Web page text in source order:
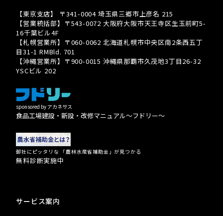
【東京支店】 〒341-0004 埼玉県三郷市上彦名 215
【営業統括部】〒543-0072 大阪府大阪市天王寺区生玉前町5-
16千葉ビル4F
【札幌営業所】〒060-0062 北海道札幌市中央区南2条西五丁
目31-1 RMBld. 701
【沖縄営業所】〒900-0015 沖縄県那覇市久茂地3丁目26-32
YSCビル 202
sponsored by アカネサス
食品工場建設・新設・改修マニュアル〜フドリー〜
御社にピッタリな 「農林水産省補助金」が見つかる
無料診断実施中
サービス案内